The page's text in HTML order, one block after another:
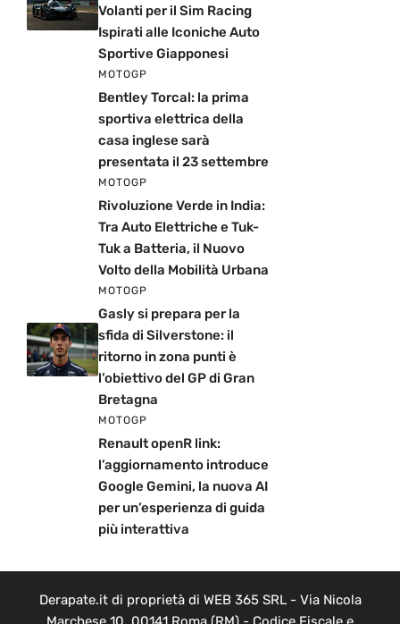
Volanti per il Sim Racing
Ispirati alle Iconiche Auto
Sportive Giapponesi
MOTOGP
Bentley Torcal: la prima
sportiva elettrica della
casa inglese sarà
presentata il 23 settembre
MOTOGP
Rivoluzione Verde in India:
Tra Auto Elettriche e Tuk-
Tuk a Batteria, il Nuovo
Volto della Mobilità Urbana
MOTOGP
Gasly si prepara per la
sfida di Silverstone: il
ritorno in zona punti è
l’obiettivo del GP di Gran
Bretagna
MOTOGP
Renault openR link:
l’aggiornamento introduce
Google Gemini, la nuova AI
per un’esperienza di guida
più interattiva
Derapate.it di proprietà di WEB 365 SRL - Via Nicola